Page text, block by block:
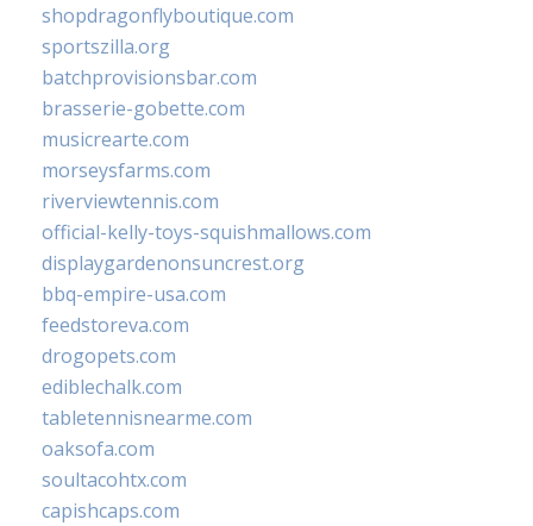
shopdragonflyboutique.com
sportszilla.org
batchprovisionsbar.com
brasserie-gobette.com
musicrearte.com
morseysfarms.com
riverviewtennis.com
official-kelly-toys-squishmallows.com
displaygardenonsuncrest.org
bbq-empire-usa.com
feedstoreva.com
drogopets.com
ediblechalk.com
tabletennisnearme.com
oaksofa.com
soultacohtx.com
capishcaps.com